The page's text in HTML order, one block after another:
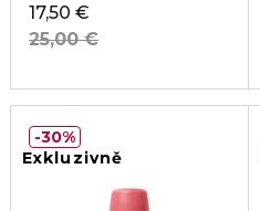
17,50 €
25,00 €
Exkluzivně
30%